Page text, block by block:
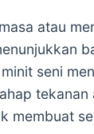
atau
seni
tekanan
membuat